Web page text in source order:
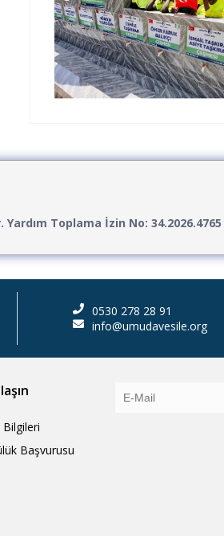
Toplama İzin No: 34.2026.4765
0530 278 28 91
info@umudavesile.org
Başvurusu